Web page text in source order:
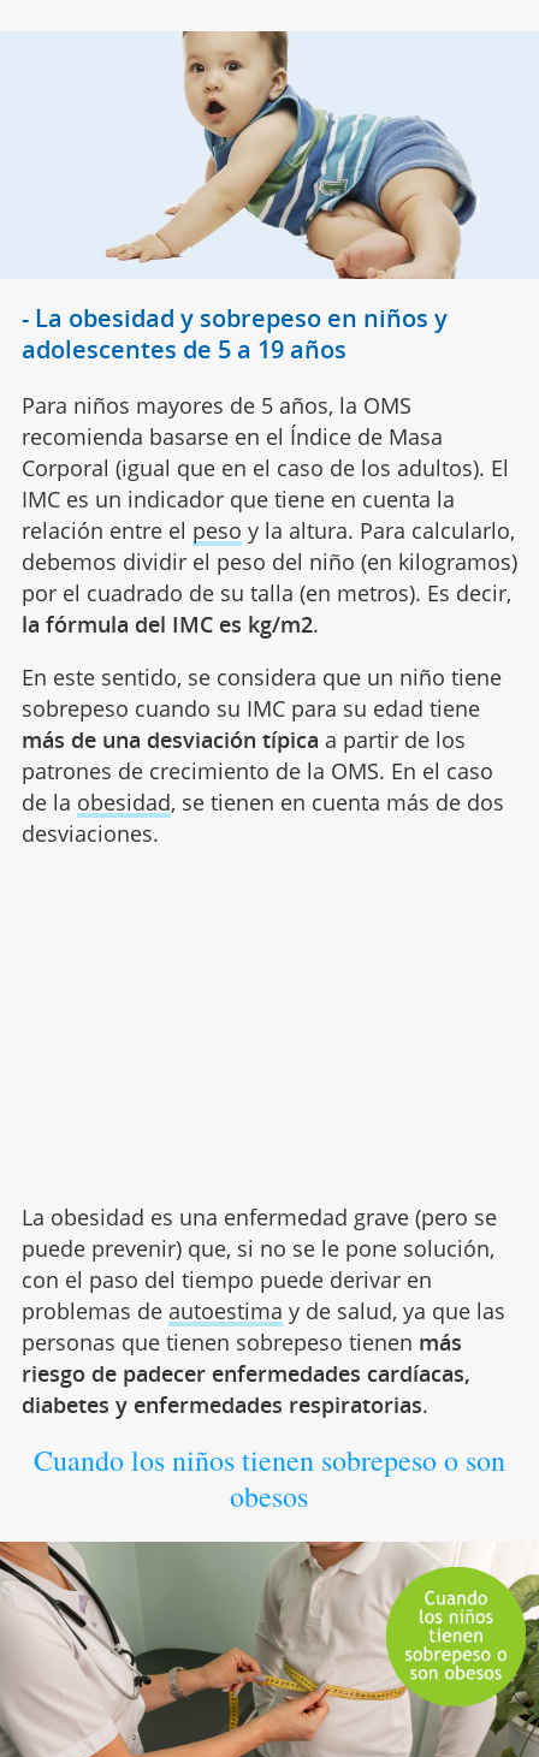
- La obesidad y sobrepeso en niños y
adolescentes de 5 a 19 años
Para niños mayores de 5 años, la OMS
recomienda basarse en el Índice de Masa
Corporal (igual que en el caso de los adultos). El
IMC es un indicador que tiene en cuenta la
relación entre el peso y la altura. Para calcularlo,
debemos dividir el peso del niño (en kilogramos)
por el cuadrado de su talla (en metros). Es decir,
la fórmula del IMC es kg/m2.
En este sentido, se considera que un niño tiene
sobrepeso cuando su IMC para su edad tiene
más de una desviación típica a partir de los
patrones de crecimiento de la OMS. En el caso
de la obesidad, se tienen en cuenta más de dos
desviaciones.
La obesidad es una enfermedad grave (pero se
puede prevenir) que, si no se le pone solución,
con el paso del tiempo puede derivar en
problemas de autoestima y de salud, ya que las
personas que tienen sobrepeso tienen más
riesgo de padecer enfermedades cardíacas,
diabetes y enfermedades respiratorias.
Cuando los niños tienen sobrepeso o son
obesos